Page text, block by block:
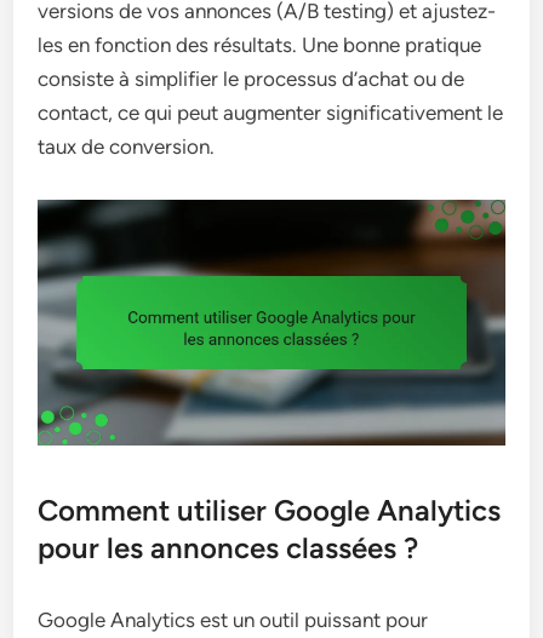
versions de vos annonces (A/B testing) et ajustez-
les en fonction des résultats. Une bonne pratique
consiste à simplifier le processus d’achat ou de
contact, ce qui peut augmenter significativement le
taux de conversion.
Comment utiliser Google Analytics
pour les annonces classées ?
Google Analytics est un outil puissant pour